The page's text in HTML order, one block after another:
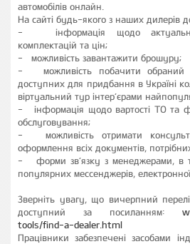
автомобілів онлайн.
На сайті будь-якого з наших дилерів
- інформація щодо
комплектацій та цін;
- можливість завантажити брошуру;
- можливість побачити обраний
доступних для придбання в Україні
віртуальний тур інтер’єрами
- інформація щодо вартості ТО та
обслуговування;
- можливість отримати
оформлення всіх документів,
- форми зв’язку з менеджерами, в
популярних мессенджерів,
Зверніть увагу, що вичерпний
доступний за посиланням:
tools/find-a-dealer.html
Працівники забезпечені засобами